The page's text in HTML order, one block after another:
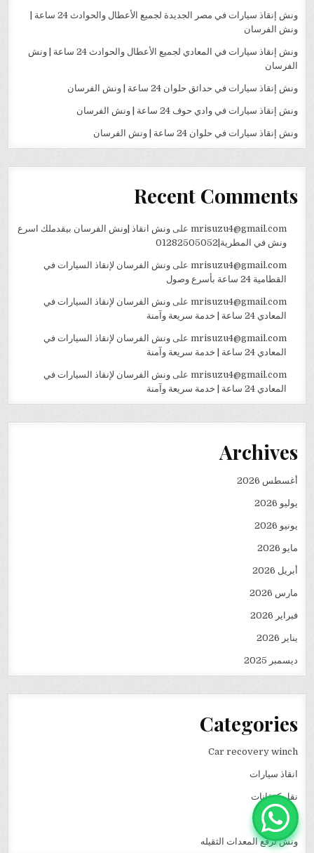
ونش إنقاذ سيارات في مصر الجديدة لجميع الأعطال والحوادث 24 ساعة |
ونش الفرسان
ونش إنقاذ سيارات في المعادي لجميع الأعطال والحوادث 24 ساعة | ونش
الفرسان
ونش إنقاذ سيارات في حدائق حلوان 24 ساعة | ونش الفرسان
ونش إنقاذ سيارات في وادي حوف 24 ساعة | ونش الفرسان
ونش إنقاذ سيارات في حلوان 24 ساعة | ونش الفرسان
Recent Comments
mrisuzu4@gmail.comعلى ونش انقاذ |ونش الفرسان بيقدملك اسرع
ونش في المطرية|01282505052
mrisuzu4@gmail.comعلى ونش الفرسان لإنقاذ السيارات في
القطامية 24 ساعة بأسرع وصول
mrisuzu4@gmail.comعلى ونش الفرسان لإنقاذ السيارات في
المعادي 24 ساعة | خدمة سريعة وآمنة
mrisuzu4@gmail.comعلى ونش الفرسان لإنقاذ السيارات في
المعادي 24 ساعة | خدمة سريعة وآمنة
mrisuzu4@gmail.comعلى ونش الفرسان لإنقاذ السيارات في
المعادي 24 ساعة | خدمة سريعة وآمنة
Archives
أغسطس 2026
يوليو 2026
يونيو 2026
مايو 2026
أبريل 2026
مارس 2026
فبراير 2026
يناير 2026
ديسمبر 2025
Categories
Car recovery winch
انقاذ سيارات
نقل كرفانات
ونش انقاذ
ونش لرفع المعدات الثقيله